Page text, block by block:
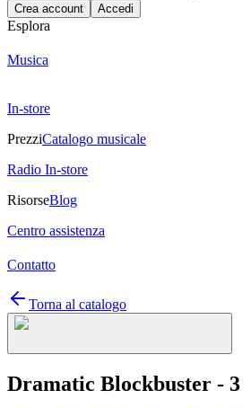
Crea account Accedi
Esplora
Musica
In-store
PrezziCatalogo musicale
Radio In-store
RisorseBlog
Centro assistenza
Contatto
Torna al catalogo
Dramatic Blockbuster - 3